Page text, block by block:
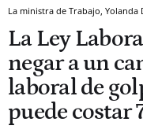
La ministra de Trabajo, Yolanda
La Ley
negar a un
laboral de
puede costar